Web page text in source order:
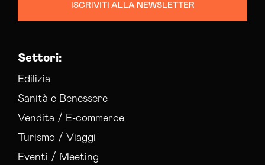
ISCRIVITI ALLA NEWSLETTER
Settori:
Edilizia
Sanità e Benessere
Vendita / E-commerce
Turismo / Viaggi
Eventi / Meeting